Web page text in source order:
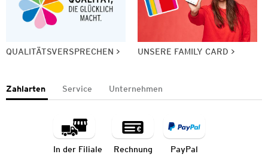
QUALITÄTSVERSPRECHEN UNSERE FAMILY CARD
Zahlarten Service Unternehmen
In der Filiale Rechnung PayPal